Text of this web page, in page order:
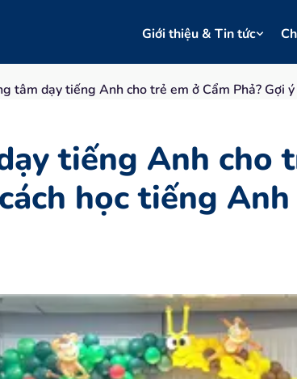
Giới thiệu & Tin tức
tâm dạy tiếng Anh cho trẻ em ở Cẩm Phả? Gợi
tiếng Anh cho
học tiếng